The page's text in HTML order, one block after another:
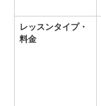
レッスンタイプ・
料金